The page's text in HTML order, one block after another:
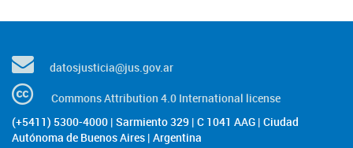
datosjusticia@jus.gov.ar
Commons Attribution 4.0 International license
(+5411) 5300-4000 | Sarmiento 329 | C 1041 AAG | Ciudad
Autónoma de Buenos Aires | Argentina